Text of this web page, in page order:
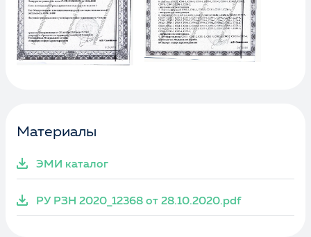
Материалы
ЭМИ каталог
РУ РЗН 2020_12368 от 28.10.2020.pdf